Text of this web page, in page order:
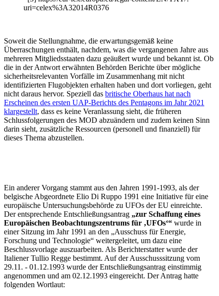
uri=celex%3A32014R0376
Soweit die Stellungnahme, die erwartungsgemäß keine
Überraschungen enthält, nachdem, was die vergangenen Jahre aus
mehreren Mitgliedsstaaten dazu geäußert wurde und bekannt ist. Ob
die in der Antwort erwähnten Behörden Berichte über mögliche
sicherheitsrelevanten Vorfälle im Zusammenhang mit nicht
identifizierten Flugobjekten erhalten haben und dort vorliegen, geht
nicht daraus hervor. Speziell das britische Oberhaus hat nach
Erscheinen des ersten UAP-Berichts des Pentagons im Jahr 2021
klargestellt, dass es keine Veranlassung sieht, die früheren
Schlussfolgerungen des MOD abzuändern und zudem keinen Sinn
darin sieht, zusätzliche Ressourcen (personell und finanziell) für
dieses Thema abzustellen.
Ein anderer Vorgang stammt aus den Jahren 1991-1993, als der
belgische Abgeordnete Elio Di Ruppo 1991 eine Initiative für eine
europäische Untersuchungsbehörde zu UFOs der EU einreichte.
Der entsprechende Entschließungsantrag „zur Schaffung eines
Europäischen Beobachtungszentrums für ‚UFOs‘“ wurde in
einer Sitzung im Jahr 1991 an den „Ausschuss für Energie,
Forschung und Technologie“ weitergeleitet, um dazu eine
Beschlussvorlage auszuarbeiten. Als Berichterstatter wurde der
Italiener Tullio Regge bestimmt. Auf der Ausschusssitzung vom
29.11. - 01.12.1993 wurde der Entschließungsantrag einstimmig
angenommen und am 02.12.1993 eingereicht. Der Antrag hatte
folgenden Wortlaut: